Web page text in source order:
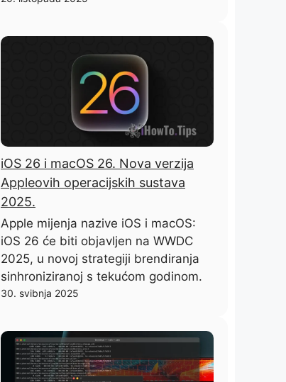
iOS 26 i macOS 26. Nova verzija
Appleovih operacijskih sustava
2025.
Apple mijenja nazive iOS i macOS:
iOS 26 će biti objavljen na WWDC
2025, u novoj strategiji brendiranja
sinhroniziranoj s tekućom godinom.
30. svibnja 2025